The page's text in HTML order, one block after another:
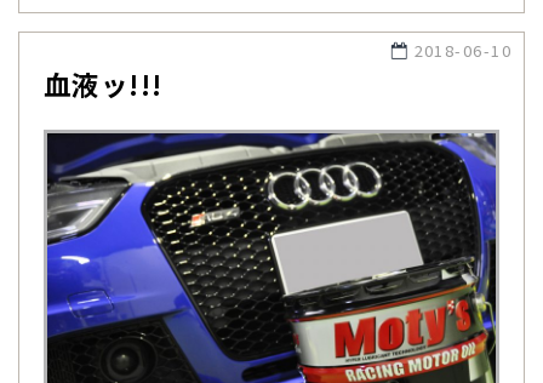
血液ッ!!!
2018-06-10